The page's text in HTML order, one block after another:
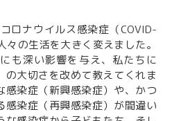
ロナウイルス感染症（COVID-
の生活を大きく変えました。
も深い影響を与え、私たちに
の大切さを改めて教えてくれま
感染症（新興感染症）や、かつ
感染症（再興感染症）が間違い